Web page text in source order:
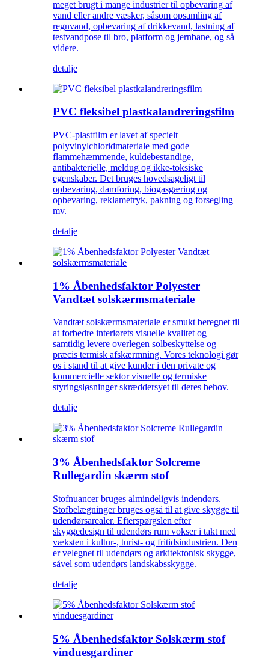
meget brugt i mange industrier til opbevaring af
vand eller andre væsker, såsom opsamling af
regnvand, opbevaring af drikkevand, lastning af
testvandpose til bro, platform og jernbane, og så
videre.
detalje
PVC fleksibel plastkalandreringsfilm
PVC-plastfilm er lavet af specielt
polyvinylchloridmateriale med gode
flammehæmmende, kuldebestandige,
antibakterielle, meldug og ikke-toksiske
egenskaber. Det bruges hovedsageligt til
opbevaring, damforing, biogasgæring og
opbevaring, reklametryk, pakning og forsegling
mv.
detalje
1% Åbenhedsfaktor Polyester
Vandtæt solskærmsmateriale
Vandtæt solskærmsmateriale er smukt beregnet til
at forbedre interiørets visuelle kvalitet og
samtidig levere overlegen solbeskyttelse og
præcis termisk afskærmning. Vores teknologi gør
os i stand til at give kunder i den private og
kommercielle sektor visuelle og termiske
styringsløsninger skræddersyet til deres behov.
detalje
3% Åbenhedsfaktor Solcreme
Rullegardin skærm stof
Stofnuancer bruges almindeligvis indendørs.
Stofbelægninger bruges også til at give skygge til
udendørsarealer. Efterspørgslen efter
skyggedesign til udendørs rum vokser i takt med
væksten i kultur-, turist- og fritidsindustrien. Den
er velegnet til udendørs og arkitektonisk skygge,
såvel som udendørs landskabsskygge.
detalje
5% Åbenhedsfaktor Solskærm stof
vinduesgardiner